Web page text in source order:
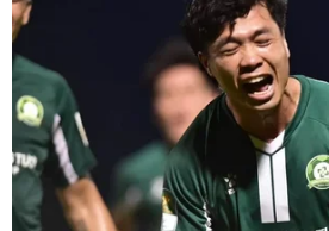
17/07/2020 10:51
Ông Dmitriev khẳng định Moskva
cắp các bí mật nghiên cứu bởi
thỏa thuận với AstraZeneca sản
dược phẩm này tại Nga.